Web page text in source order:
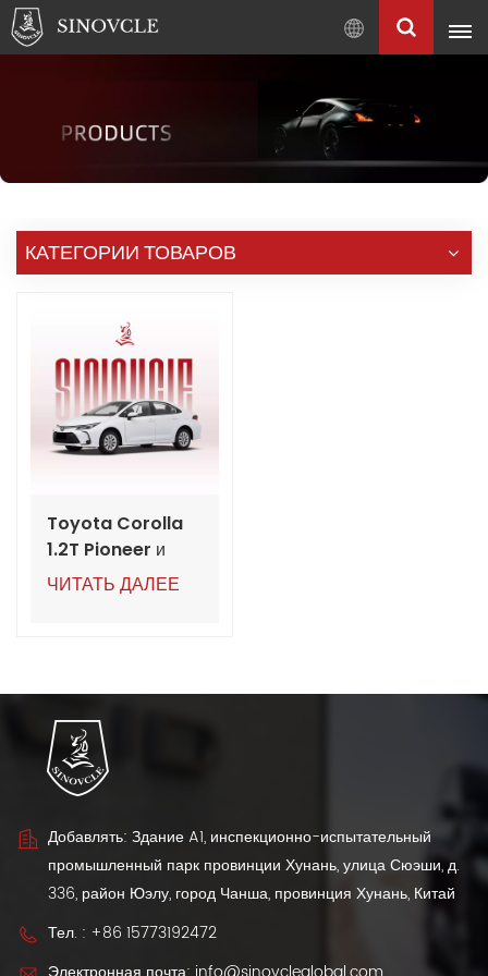
Pусский
English
Pусский العربية
中
КАТЕГОРИИ ТОВАРОВ
Toyota Corolla
1.2T Pioneer и
Elite Edition 2024
ЧИТАТЬ ДАЛЕЕ
Добавлять: Здание A1, инспекционно-испытательный
промышленный парк провинции Хунань, улица Сюэши, д.
336, район Юэлу, город Чанша, провинция Хунань, Китай
Тел. : +86 15773192472